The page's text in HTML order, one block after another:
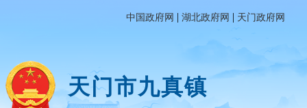
中国政府网 | 湖北政府网 | 天门政府网
天门市九真镇